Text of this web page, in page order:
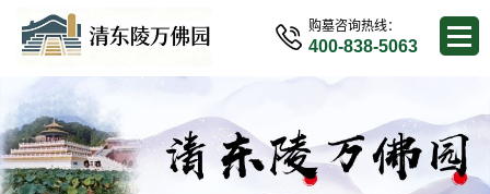
购墓咨询热线：
400-838-5063